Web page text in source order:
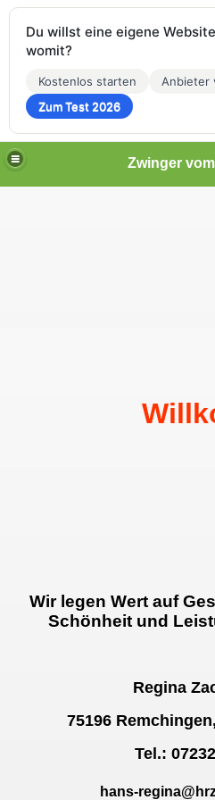
Zwinger
Wir legen Wert auf
Schönheit und
Regina
75196
Tel.:
hans-
Du willst eine eigene
womit?
Kostenlos starten
Anbieter
Zum Test 2026